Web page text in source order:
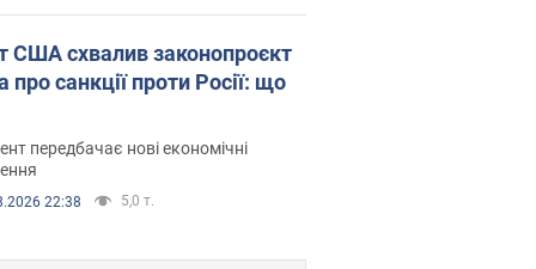
США схвалив законопроєкт
про санкції проти Росії: що
передбачає нові економічні
22:38 5,0 т.